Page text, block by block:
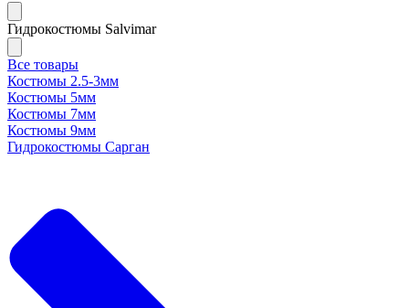
Гидрокостюмы Salvimar
Все товары
Костюмы 2.5-3мм
Костюмы 5мм
Костюмы 7мм
Костюмы 9мм
Гидрокостюмы Сарган